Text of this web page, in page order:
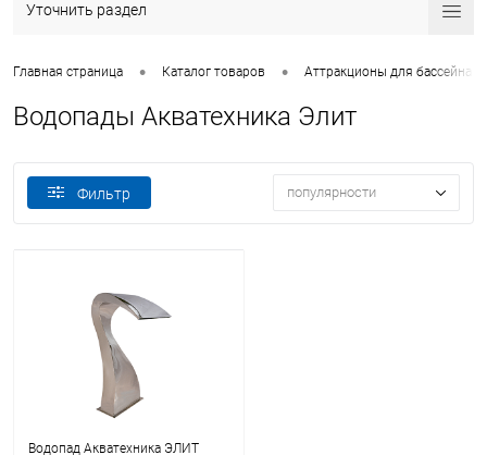
Уточнить раздел
Главная страница • Каталог товаров • Аттракционы для бассейна
Водопады Акватехника Элит
Фильтр популярности
Водопад Акватехника ЭЛИТ